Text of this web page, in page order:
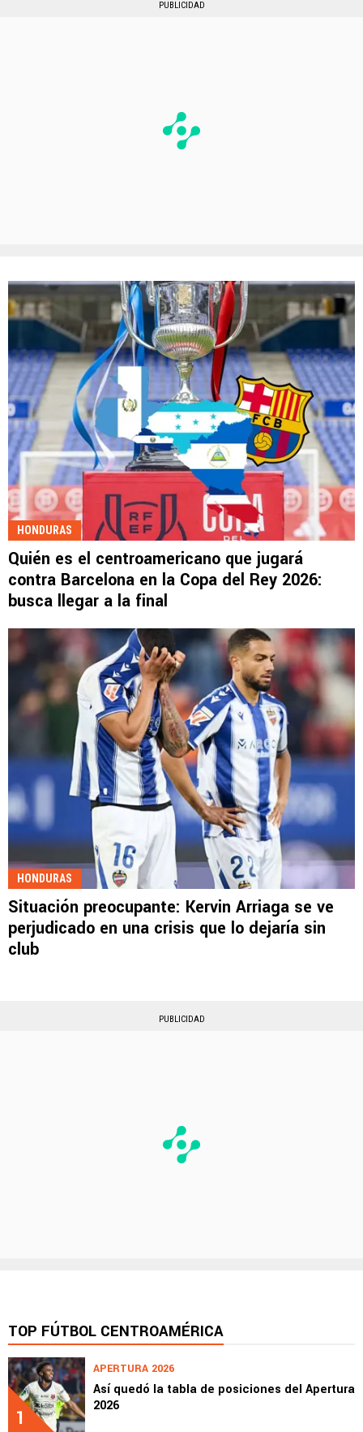
PUBLICIDAD
HONDURAS
Quién es el centroamericano que jugará
contra Barcelona en la Copa del Rey 2026:
busca llegar a la final
HONDURAS
Situación preocupante: Kervin Arriaga se ve
perjudicado en una crisis que lo dejaría sin
club
PUBLICIDAD
TOP FÚTBOL CENTROAMÉRICA
1
APERTURA 2026
Así quedó la tabla de posiciones del Apertura
2026